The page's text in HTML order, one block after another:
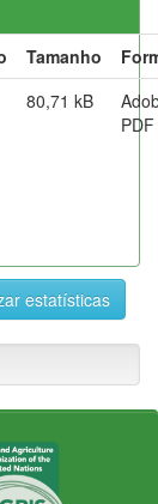
Tamanho
80,71 kB
PDF
estatísticas